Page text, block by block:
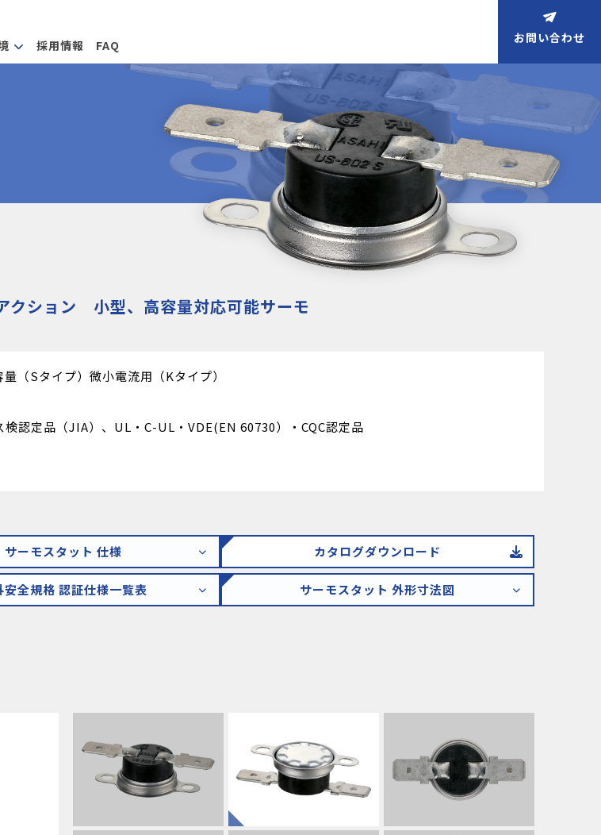
採用情報 FAQ お問い合わせ
クション 小型、高容量対応可能サーモ
（Sタイプ）微小電流用（Kタイプ）
認定品（JIA）、UL・C-UL・VDE(EN 60730）・CQC認定品
サーモスタット 仕様 カタログダウンロード
安全規格 認証仕様一覧表 サーモスタット 外形寸法図